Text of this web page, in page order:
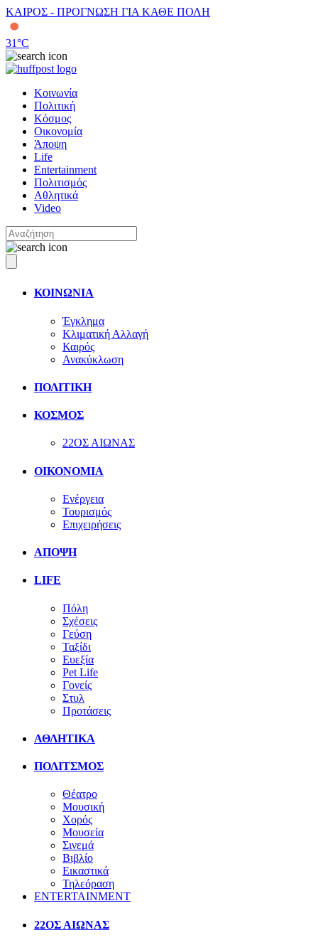
ΚΑΙΡΟΣ - ΠΡΟΓΝΩΣΗ ΓΙΑ ΚΑΘΕ ΠΟΛΗ
31°C
Κοινωνία
Πολιτική
Κόσμος
Οικονομία
Άποψη
Life
Entertainment
Πολιτισμός
Αθλητικά
Video
ΚΟΙΝΩΝΙΑ
Έγκλημα
Κλιματική Αλλαγή
Καιρός
Ανακύκλωση
ΠΟΛΙΤΙΚΗ
ΚΟΣΜΟΣ
22ΟΣ ΑΙΩΝΑΣ
ΟΙΚΟΝΟΜΙΑ
Ενέργεια
Τουρισμός
Επιχειρήσεις
ΑΠΟΨΗ
LIFE
Πόλη
Σχέσεις
Γεύση
Ταξίδι
Ευεξία
Pet Life
Γονείς
Στυλ
Προτάσεις
ΑΘΛΗΤΙΚΑ
ΠΟΛΙΤΣΜΟΣ
Θέατρο
Μουσική
Χορός
Μουσεία
Σινεμά
Βιβλίο
Εικαστικά
Τηλεόραση
ENTERTAINMENT
22ΟΣ ΑΙΩΝΑΣ